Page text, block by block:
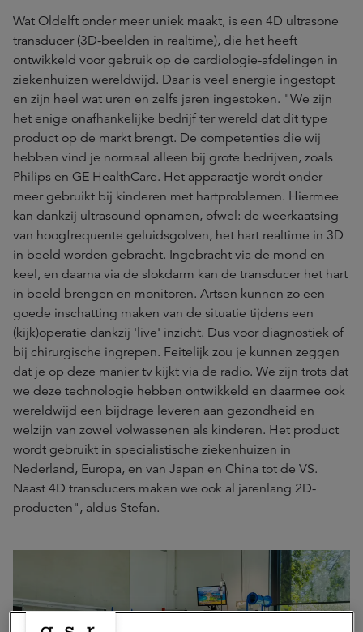
Wat Oldelft onder meer uniek maakt, is een 4D ultrasone
transducer (3D-beelden in realtime), die het heeft
ontwikkeld voor gebruik op de cardiologie-afdelingen in
ziekenhuizen wereldwijd. Daar is veel energie ingestopt
en zijn heel wat uren en zelfs jaren ingestoken. "We zijn
het enige onafhankelijke bedrijf ter wereld dat dit type
product op de markt brengt. De competenties die wij
hebben vind je normaal alleen bij grote bedrijven, zoals
Philips en GE HealthCare. Het apparaatje wordt onder
meer gebruikt bij kinderen met hartproblemen. Hiermee
kan dankzij ultrasound opnamen, ofwel: de weerkaatsing
van hoogfrequente geluidsgolven, het hart realtime in 3D
in beeld worden gebracht. Ingebracht via de mond en
keel, en daarna via de slokdarm kan de transducer het hart
in beeld brengen en monitoren. Artsen kunnen zo een
goede inschatting maken van de situatie tijdens een
(kijk)operatie dankzij 'live' inzicht. Dus voor diagnostiek of
bij chirurgische ingrepen. Feitelijk zou je kunnen zeggen
dat je op deze manier tv kijkt via de radio. We zijn trots dat
we deze technologie hebben ontwikkeld en daarmee ook
wereldwijd een bijdrage leveren aan gezondheid en
welzijn van zowel volwassenen als kinderen. Het product
wordt gebruikt in specialistische ziekenhuizen in
Nederland, Europa, en van Japan en China tot de VS.
Naast 4D transducers maken we ook al jarenlang 2D-
producten", aldus Stefan.